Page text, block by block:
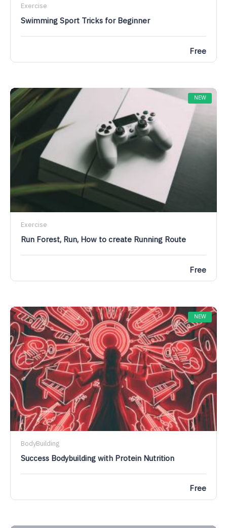
Exercise
Swimming Sport Tricks for Beginner
Free
NEW
Exercise
Run Forest, Run, How to create Running Route
Free
NEW
BodyBuilding
Success Bodybuilding with Protein Nutrition
Free